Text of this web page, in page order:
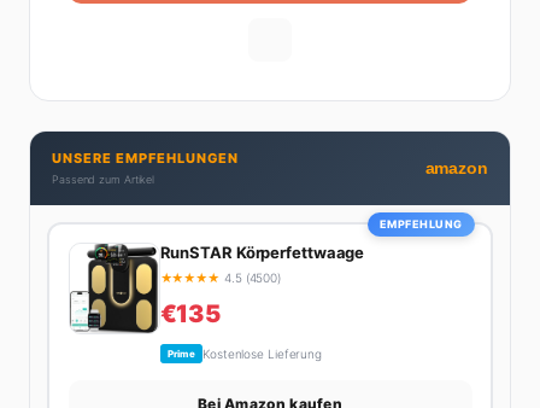
UNSERE EMPFEHLUNGEN
Passend zum Artikel
amazon
EMPFEHLUNG
RunSTAR Körperfettwaage
★★★★★ 4.5 (4500)
€135
Prime Kostenlose Lieferung
Bei Amazon kaufen